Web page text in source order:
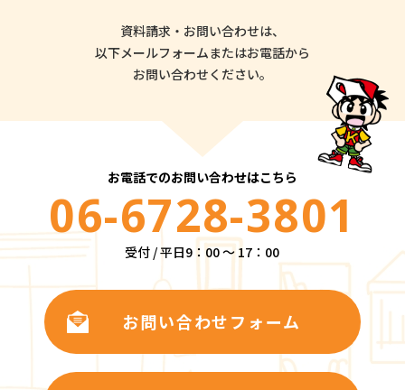
資料請求・お問い合わせは、
以下メールフォームまたはお電話から
お問い合わせください。
お電話でのお問い合わせはこちら
06-6728-3801
受付 / 平日9：00 ～ 17：00
お問い合わせフォーム